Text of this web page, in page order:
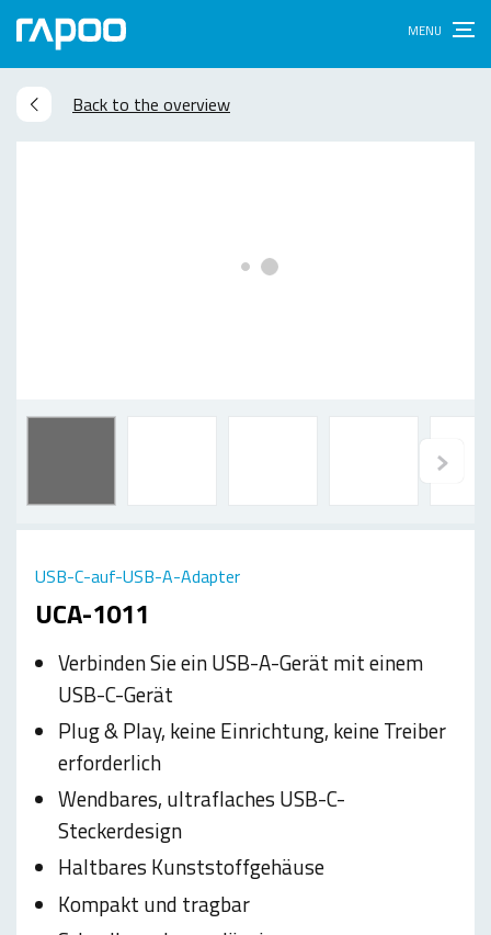
Back to the overview
UCA-1011
USB-C-auf-USB-A-Adapter
Verbinden Sie ein USB-A-Gerät mit einem
USB-C-Gerät
Plug & Play, keine Einrichtung, keine Treiber
erforderlich
Wendbares, ultraflaches USB-C-
Steckerdesign
Haltbares Kunststoffgehäuse
Kompakt und tragbar